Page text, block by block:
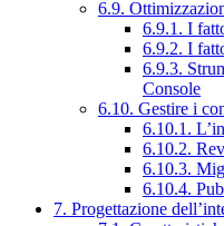
6.9.
6.9.1. I
6.9.2. I
6.9.3.
Console
6.10. Gestire i
6.10.1.
6.10.2.
6.10.3.
6.10.4.
7. Progettazione